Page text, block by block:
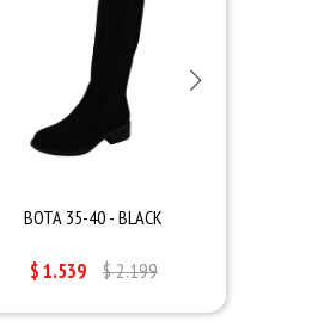
BOTA 35-40 - BLACK
$1.539 $2.199